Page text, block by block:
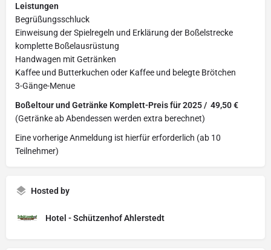
Leistungen
Begrüßungsschluck
Einweisung der Spielregeln und Erklärung der Boßelstrecke
komplette Boßelausrüstung
Handwagen mit Getränken
Kaffee und Butterkuchen oder Kaffee und belegte Brötchen
3-Gänge-Menue
Boßeltour und Getränke Komplett-Preis für 2025 / 49,50 €
(Getränke ab Abendessen werden extra berechnet)
Eine vorherige Anmeldung ist hierfür erforderlich (ab 10
Teilnehmer)
Hosted by
Hotel - Schützenhof Ahlerstedt